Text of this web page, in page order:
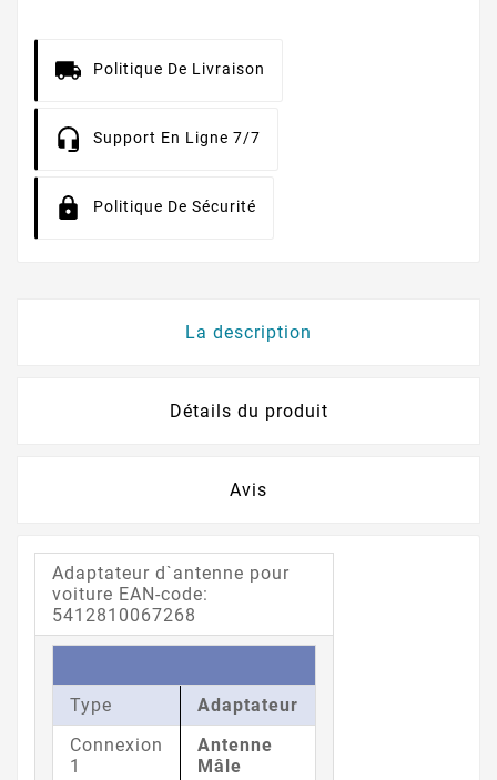
Politique De Livraison
Support En Ligne 7/7
Politique De Sécurité
La description
Détails du produit
Avis
Adaptateur d`antenne pour
voiture EAN-code:
5412810067268
Type
Adaptateur
Connexion
1
Antenne
Mâle